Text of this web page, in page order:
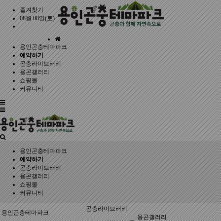
즐겨찾기
08월 08일(토)
홈
으
로
용인곤충테마파크
예약하기
곤충라이브러리
용곤갤러리
쇼핑몰
커뮤니티
전
체
메
뉴
용인곤충테마파크
예약하기
곤충라이브러리
용곤갤러리
쇼핑몰
커뮤니티
용인곤충테마파크
곤충라이브러리
용곤갤러리